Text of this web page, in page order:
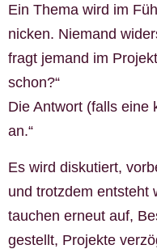
Ein Thema wird im
nicken. Niemand
fragt jemand im
schon?“
Die Antwort (falls eine
an.“
Es wird diskutiert,
und trotzdem entsteht
tauchen erneut auf,
gestellt, Projekte